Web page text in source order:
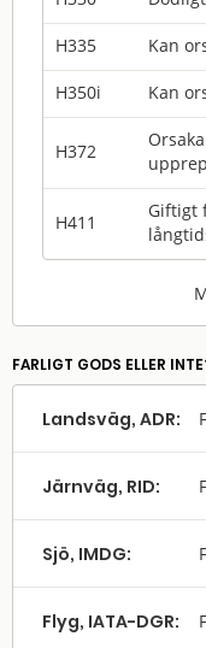
H335 Kan
H350i Kan
H372
H411
Giftigt
FARLIGT GODS ELLER
Landsväg, ADR:
Järnväg, RID:
Sjö, IMDG:
Flyg, IATA-DGR: